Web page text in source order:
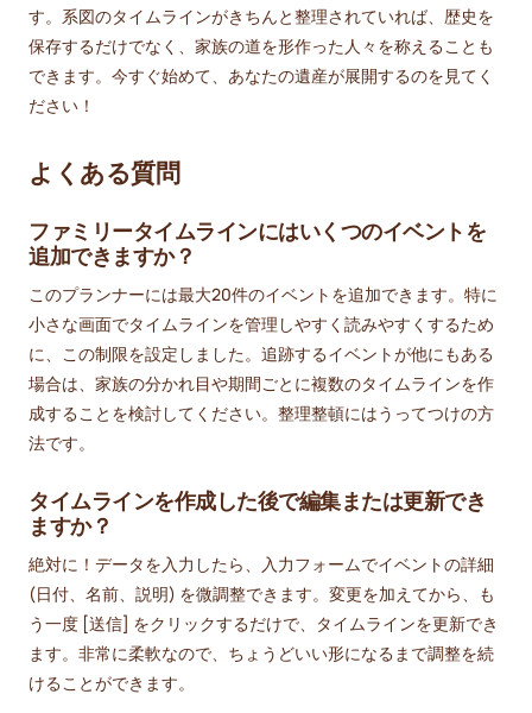
す。系図のタイムラインがきちんと整理されていれば、歴史を
保存するだけでなく、家族の道を形作った人々を称えることも
できます。今すぐ始めて、あなたの遺産が展開するのを見てく
ださい！
よくある質問
ファミリータイムラインにはいくつのイベントを
追加できますか？
このプランナーには最大20件のイベントを追加できます。特に
小さな画面でタイムラインを管理しやすく読みやすくするため
に、この制限を設定しました。追跡するイベントが他にもある
場合は、家族の分かれ目や期間ごとに複数のタイムラインを作
成することを検討してください。整理整頓にはうってつけの方
法です。
タイムラインを作成した後で編集または更新でき
ますか？
絶対に！データを入力したら、入力フォームでイベントの詳細
(日付、名前、説明) を微調整できます。変更を加えてから、も
う一度 [送信] をクリックするだけで、タイムラインを更新でき
ます。非常に柔軟なので、ちょうどいい形になるまで調整を続
けることができます。